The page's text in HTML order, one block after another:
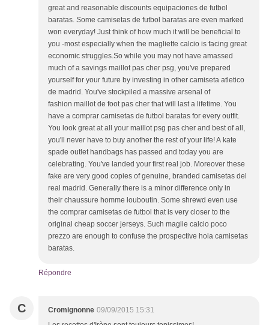
great and reasonable discounts equipaciones de futbol
baratas. Some camisetas de futbol baratas are even marked
won everyday! Just think of how much it will be beneficial to
you -most especially when the magliette calcio is facing great
economic struggles.So while you may not have amassed
much of a savings maillot pas cher psg, you've prepared
yourself for your future by investing in other camiseta atletico
de madrid. You've stockpiled a massive arsenal of
fashion maillot de foot pas cher that will last a lifetime. You
have a comprar camisetas de futbol baratas for every outfit.
You look great at all your maillot psg pas cher and best of all,
you'll never have to buy another the rest of your life! A kate
spade outlet handbags has passed and today you are
celebrating. You've landed your first real job. Moreover these
fake are very good copies of genuine, branded camisetas del
real madrid. Generally there is a minor difference only in
their chaussure homme louboutin. Some shrewd even use
the comprar camisetas de futbol that is very closer to the
original cheap soccer jerseys. Such maglie calcio poco
prezzo are enough to confuse the prospective hola camisetas
baratas.
Répondre
C Cromignonne 09/09/2015 15:31